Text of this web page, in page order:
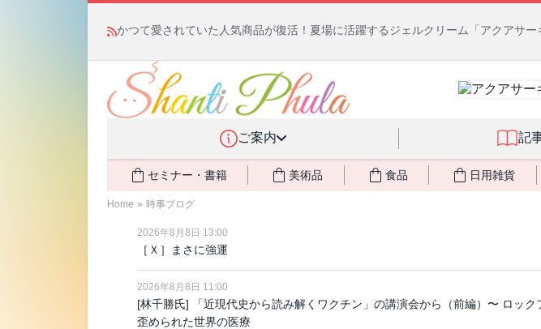
宗教学講座 中級コース 第139回 明治以降の日本の闇３ 〜日本の黒幕たちの出
ンコ利権
ご案内 記
セミナー・書籍 美術品 食品 日用雑貨
Home » 時事ブログ
2026年8月8日 13:00
［Ｘ］まさに強運
2026年8月8日 11:00
[林千勝氏] 「近現代史から読み解くワクチン」の講演会から（前編）〜 ロック
歪められた世界の医療